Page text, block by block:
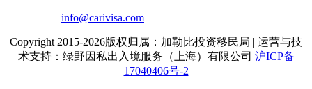
info@carivisa.com
Copyright 2015-2026版权归属：加勒比投资移民局 | 运营与技
术支持：绿野因私出入境服务（上海）有限公司 沪ICP备
17040406号-2